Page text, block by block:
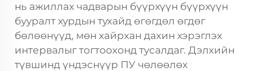
нь ажиллах чадварын бүүрхүүн бүүрхүүн
бууралт хурдын тухайд өгөгдөл өгдөг
бөлөөнүүд, мөн хайрхан дахин хэрэглэх
интервалыг тогтоохонд тусалдаг. Дэлхийн
түвшинд үндэснүүр ПУ чөлөөлөх